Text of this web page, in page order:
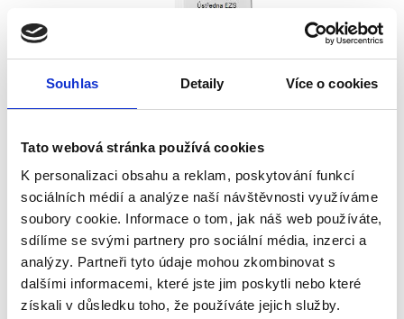
Souhlas Detaily Více o cookies
Tato webová stránka používá cookies
K personalizaci obsahu a reklam, poskytování funkcí
sociálních médií a analýze naší návštěvnosti využíváme
soubory cookie. Informace o tom, jak náš web používáte,
sdílíme se svými partnery pro sociální média, inzerci a
analýzy. Partneři tyto údaje mohou zkombinovat s
dalšími informacemi, které jste jim poskytli nebo které
získali v důsledku toho, že používáte jejich služby.
ovládání
klávesnicí s dotykovým LCD displejem
Klávesnicí s LCD displejem a tlačítky
Klávesnicí s LED zobrazením a tlačítky
dálkovým bezdrátovým ovladačem